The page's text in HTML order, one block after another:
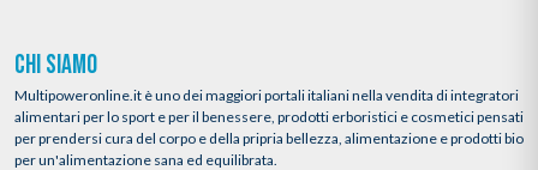
CHI SIAMO
Multipoweronline.it è uno dei maggiori portali italiani nella vendita di integratori
alimentari per lo sport e per il benessere, prodotti erboristici e cosmetici pensati
per prendersi cura del corpo e della pripria bellezza, alimentazione e prodotti bio
per un'alimentazione sana ed equilibrata.